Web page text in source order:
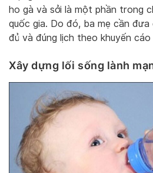
ho gà và sởi là một phần trong
quốc gia. Do đó, ba mẹ cần
đủ và đúng lịch theo khuyến
Xây dựng lối sống lành